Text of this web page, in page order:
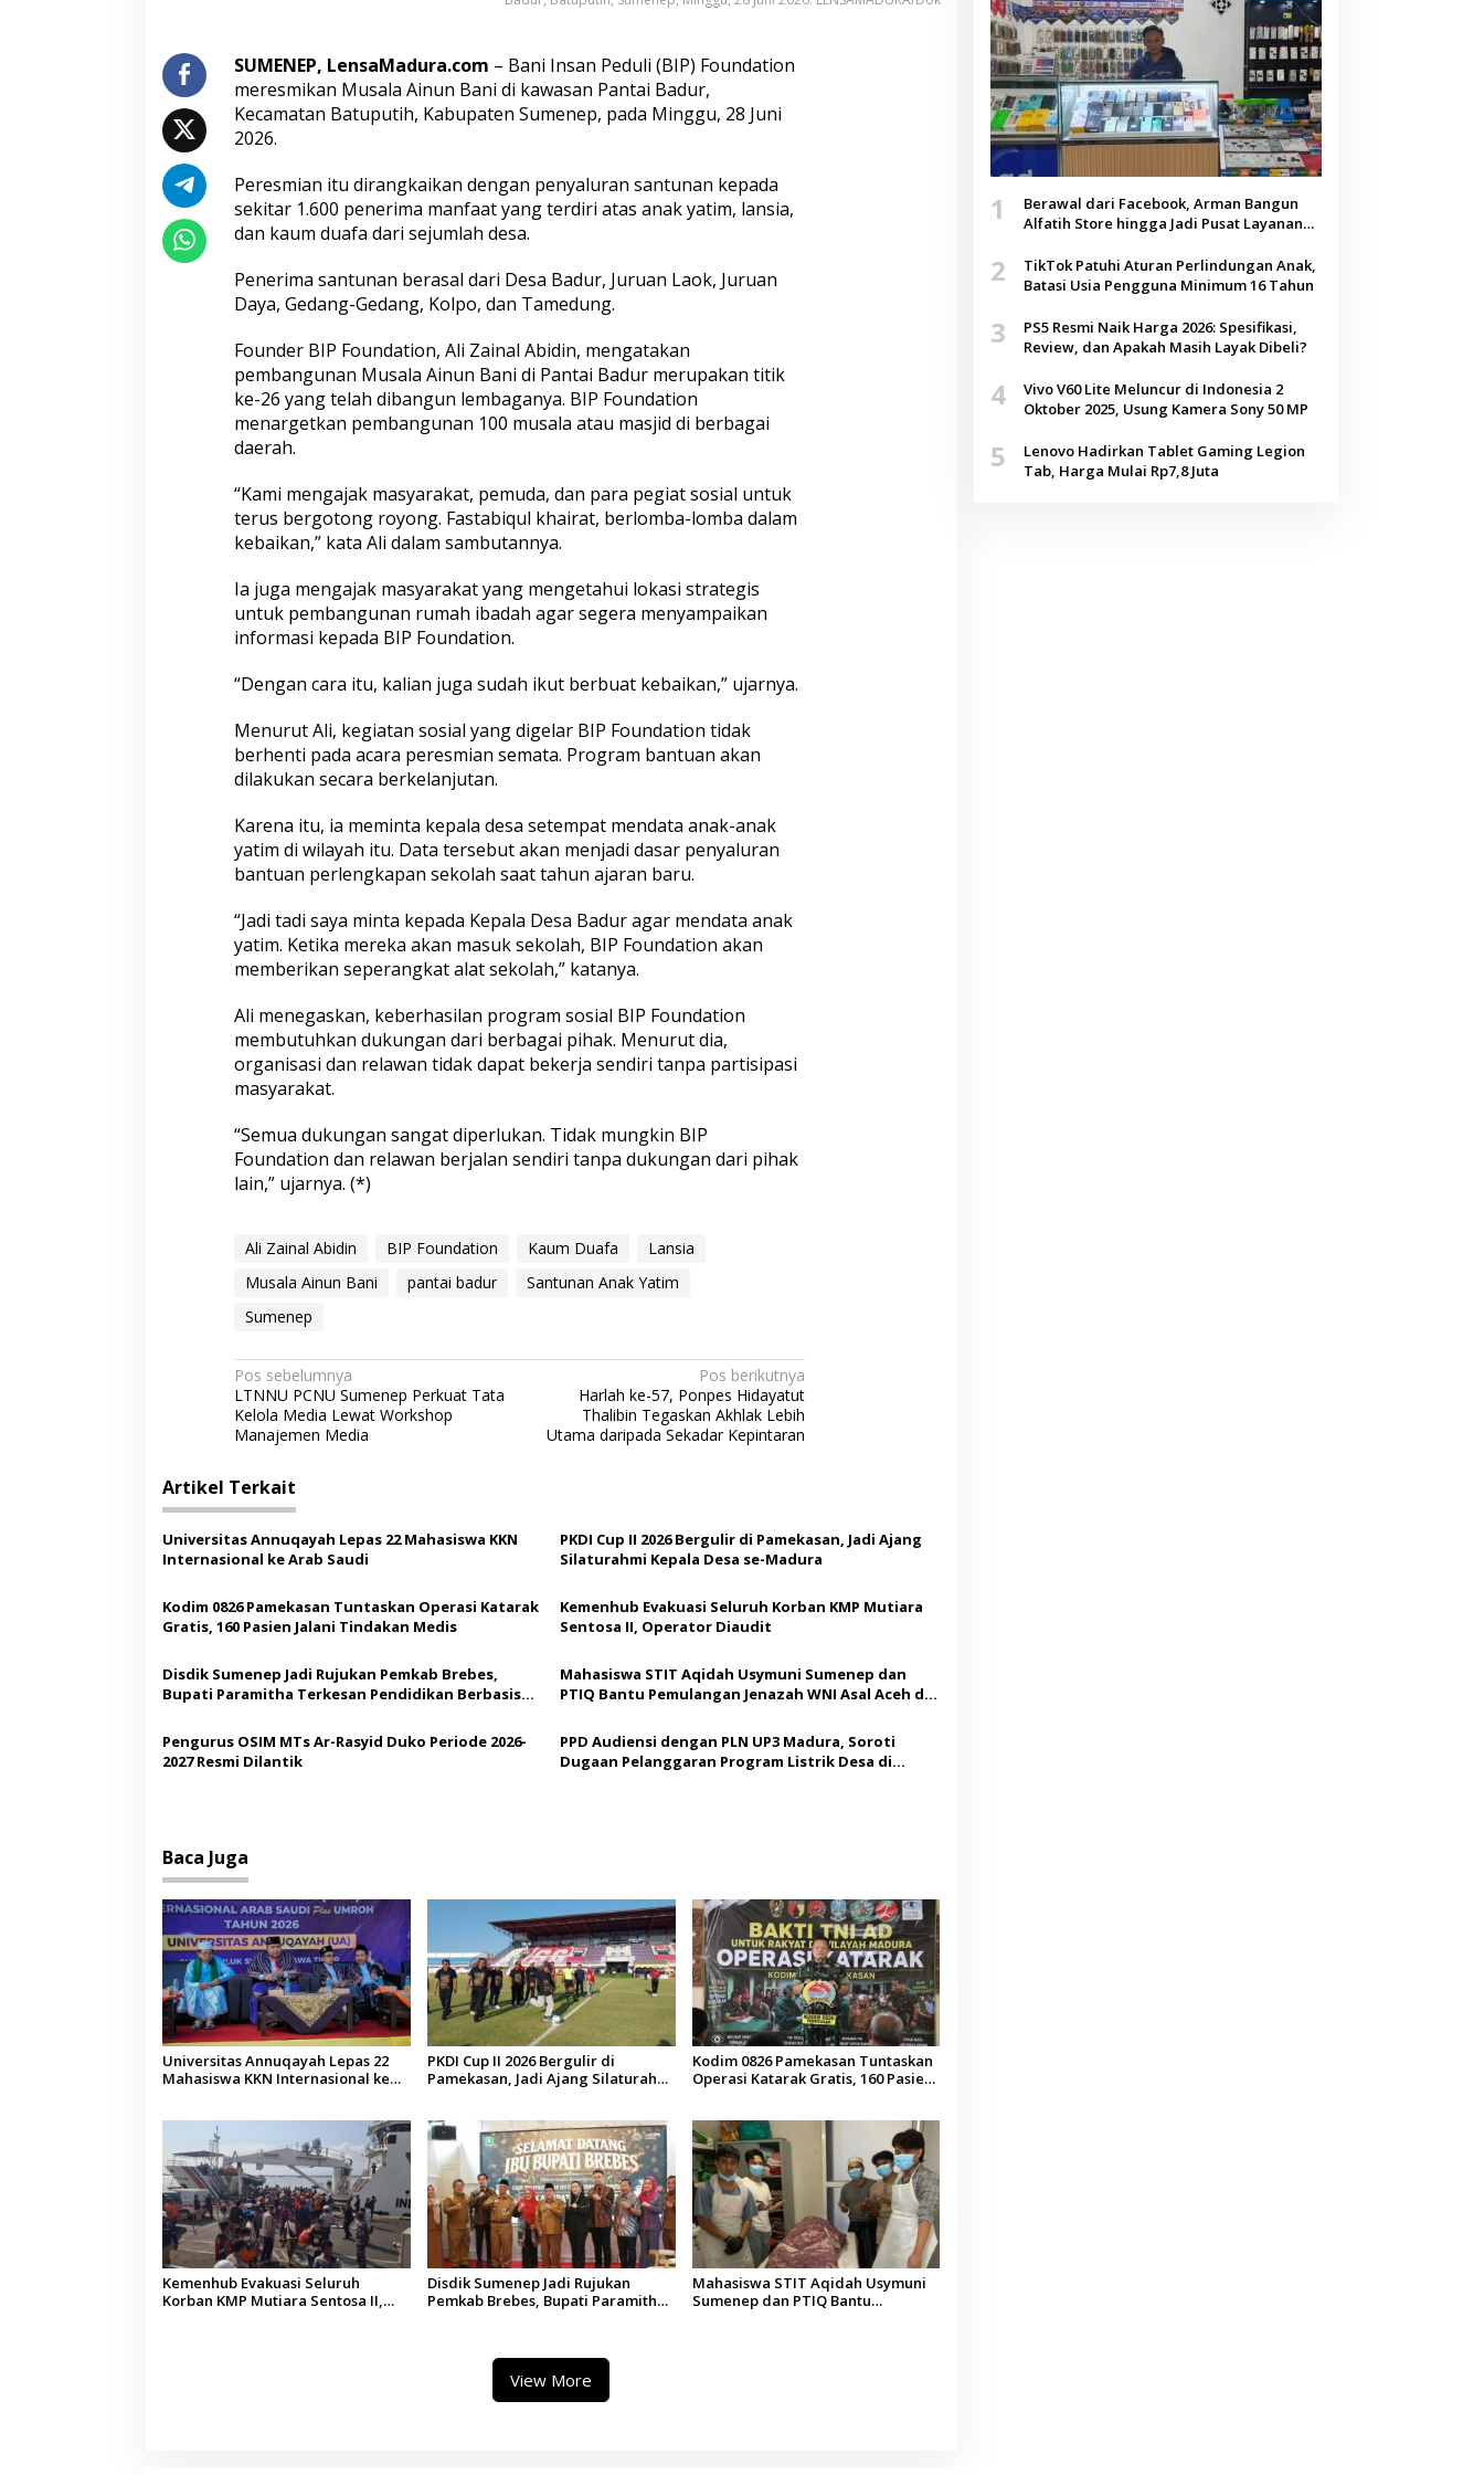
a
n
t
a
a
d
u
r
S
a
n
u
n
i
i
a
n
n
k
Y
a
m
i
n
g
g
K
a
u
D
u
a
f
SUMENEP, LensaMadura.com – Bani Insan Peduli (BIP) Foundation
meresmikan Musala Ainun Bani di kawasan Pantai Badur,
Kecamatan Batuputih, Kabupaten Sumenep, pada Minggu, 28 Juni
2026.
Peresmian itu dirangkaikan dengan penyaluran santunan kepada
sekitar 1.600 penerima manfaat yang terdiri atas anak yatim, lansia,
dan kaum duafa dari sejumlah desa.
Penerima santunan berasal dari Desa Badur, Juruan Laok, Juruan
Daya, Gedang-Gedang, Kolpo, dan Tamedung.
Founder BIP Foundation, Ali Zainal Abidin, mengatakan
pembangunan Musala Ainun Bani di Pantai Badur merupakan titik
ke-26 yang telah dibangun lembaganya. BIP Foundation
menargetkan pembangunan 100 musala atau masjid di berbagai
daerah.
“Kami mengajak masyarakat, pemuda, dan para pegiat sosial untuk
terus bergotong royong. Fastabiqul khairat, berlomba-lomba dalam
kebaikan,” kata Ali dalam sambutannya.
Ia juga mengajak masyarakat yang mengetahui lokasi strategis
untuk pembangunan rumah ibadah agar segera menyampaikan
informasi kepada BIP Foundation.
“Dengan cara itu, kalian juga sudah ikut berbuat kebaikan,” ujarnya.
Menurut Ali, kegiatan sosial yang digelar BIP Foundation tidak
berhenti pada acara peresmian semata. Program bantuan akan
dilakukan secara berkelanjutan.
Karena itu, ia meminta kepala desa setempat mendata anak-anak
yatim di wilayah itu. Data tersebut akan menjadi dasar penyaluran
bantuan perlengkapan sekolah saat tahun ajaran baru.
“Jadi tadi saya minta kepada Kepala Desa Badur agar mendata anak
yatim. Ketika mereka akan masuk sekolah, BIP Foundation akan
memberikan seperangkat alat sekolah,” katanya.
Ali menegaskan, keberhasilan program sosial BIP Foundation
membutuhkan dukungan dari berbagai pihak. Menurut dia,
organisasi dan relawan tidak dapat bekerja sendiri tanpa partisipasi
masyarakat.
“Semua dukungan sangat diperlukan. Tidak mungkin BIP
Foundation dan relawan berjalan sendiri tanpa dukungan dari pihak
lain,” ujarnya. (*)
Ali Zainal Abidin BIP Foundation Kaum Duafa
Lansia
Musala Ainun Bani
pantai badur
Santunan Anak Yatim
Sumenep
N
a
v
i
g
a
s
i
p
s
Pos sebelumnya
LTNNU PCNU Sumenep Perkuat Tata
Kelola Media Lewat Workshop
Manajemen Media
Pos berikutnya
Harlah ke-57, Ponpes Hidayatut
Thalibin Tegaskan Akhlak Lebih
Utama daripada Sekadar Kepintaran
Artikel Terkait
Universitas Annuqayah Lepas 22 Mahasiswa KKN
Internasional ke Arab Saudi
PKDI Cup II 2026 Bergulir di Pamekasan, Jadi Ajang
Silaturahmi Kepala Desa se-Madura
Kodim 0826 Pamekasan Tuntaskan Operasi Katarak
Gratis, 160 Pasien Jalani Tindakan Medis
Kemenhub Evakuasi Seluruh Korban KMP Mutiara
Sentosa II, Operator Diaudit
Disdik Sumenep Jadi Rujukan Pemkab Brebes,
Bupati Paramitha Terkesan Pendidikan Berbasis
Mahasiswa STIT Aqidah Usymuni Sumenep dan
PTIQ Bantu Pemulangan Jenazah WNI Asal Aceh di
Pengurus OSIM MTs Ar-Rasyid Duko Periode 2026-
2027 Resmi Dilantik
PPD Audiensi dengan PLN UP3 Madura, Soroti
Dugaan Pelanggaran Program Listrik Desa di
Baca Juga
Universitas Annuqayah Lepas 22
Mahasiswa KKN Internasional ke
PKDI Cup II 2026 Bergulir di
Pamekasan, Jadi Ajang Silaturahmi
Kodim 0826 Pamekasan Tuntaskan
Operasi Katarak Gratis, 160 Pasien
Kemenhub Evakuasi Seluruh
Korban KMP Mutiara Sentosa II,
Disdik Sumenep Jadi Rujukan
Pemkab Brebes, Bupati Paramitha
Mahasiswa STIT Aqidah Usymuni
Sumenep dan PTIQ Bantu
View More
1
Berawal dari Facebook, Arman Bangun
Alfatih Store hingga Jadi Pusat Layanan
2
TikTok Patuhi Aturan Perlindungan Anak,
Batasi Usia Pengguna Minimum 16 Tahun
3
PS5 Resmi Naik Harga 2026: Spesifikasi,
Review, dan Apakah Masih Layak Dibeli?
4
Vivo V60 Lite Meluncur di Indonesia 2
Oktober 2025, Usung Kamera Sony 50 MP
5
Lenovo Hadirkan Tablet Gaming Legion
Tab, Harga Mulai Rp7,8 Juta